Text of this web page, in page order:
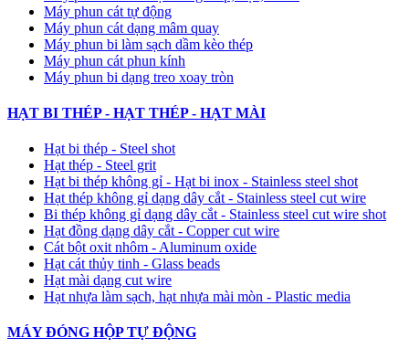
Máy phun cát tự động
​Máy phun cát dạng mâm quay
Máy phun bi làm sạch dầm kèo thép
Máy phun cát phun kính
Máy phun bi dạng treo xoay tròn
HẠT BI THÉP - HẠT THÉP - HẠT MÀI
Hạt bi thép - Steel shot
Hạt thép - Steel grit
Hạt bi thép không gỉ - Hạt bi inox - Stainless steel shot
Hạt thép không gỉ dạng dây cắt - Stainless steel cut wire
Bi thép không gỉ dạng dây cắt - Stainless steel cut wire shot
Hạt đồng dạng dây cắt - Copper cut wire
Cát bột oxit nhôm - Aluminum oxide
Hạt cát thủy tinh - Glass beads
Hạt mài dạng cut wire
Hạt nhựa làm sạch, hạt nhựa mài mòn - Plastic media
MÁY ĐÓNG HỘP TỰ ĐỘNG